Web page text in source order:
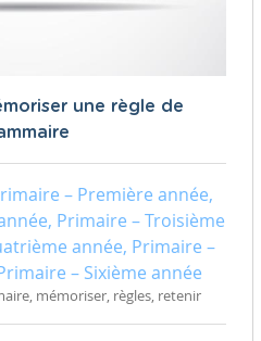
une règle de
– Première année,
Primaire – Troisième
année, Primaire –
– Sixième année
mémoriser, règles, retenir